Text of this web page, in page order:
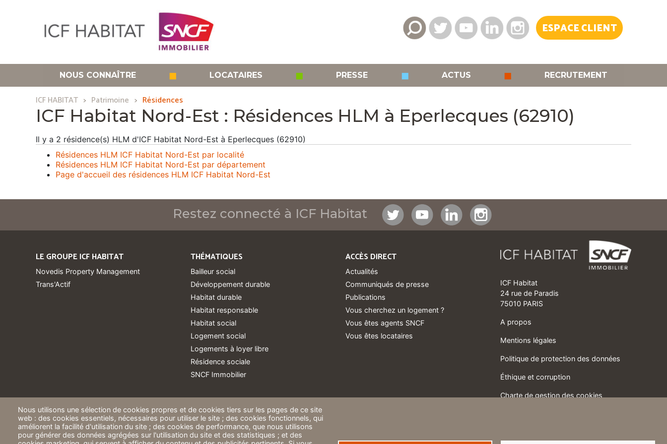
ESPACE CLIENT
NOUS CONNAÎTRE ◼ LOCATAIRES ◼ PRESSE ◼ ACTUS ◼ RECRUTEMENT
ICF HABITAT Patrimoine Résidences
ICF Habitat Nord-Est : Résidences HLM à Eperlecques (62910)
Il y a 2 résidence(s) HLM d'ICF Habitat Nord-Est à Eperlecques (62910)
Résidences HLM ICF Habitat Nord-Est par localité
Résidences HLM ICF Habitat Nord-Est par département
Page d'accueil des résidences HLM ICF Habitat Nord-Est
Nous utilisons une sélection de cookies propres et de cookies tiers sur les pages de ce site
web : des cookies essentiels, nécessaires pour utiliser le site ; des cookies fonctionnels, qui
améliorent la facilité d'utilisation du site ; des cookies de performance, que nous utilisons
pour générer des données agrégées sur l'utilisation du site et des statistiques ; et des
Restez connecté à ICF Habitat
LE GROUPE ICF HABITAT
Novedis Property Management
Trans'Actif
THÉMATIQUES
Bailleur social
Développement durable
Habitat durable
Habitat responsable
Habitat social
Logement social
Logements à loyer libre
Résidence sociale
SNCF Immobilier
ACCÈS DIRECT
Actualités
Communiqués de presse
Publications
Vous cherchez un logement ?
Vous êtes agents SNCF
Vous êtes locataires
ICF Habitat
24 rue de Paradis
75010 PARIS
A propos
Mentions légales
Politique de protection des données
Éthique et corruption
Charte de gestion des cookies